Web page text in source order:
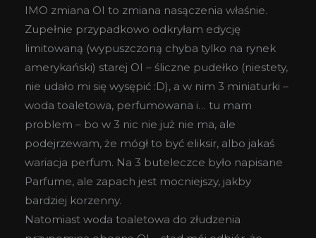
IMO zmiana OI to zmiana nasączenia właśnie.
Zupełnie przypadkowo odkryłam edycję
limitowaną (wypuszczoną chyba tylko na rynek
amerykański) starej OI – śliczne pudełko (niestety,
nie udało mi się wysępić :D), a w nim 3 miniaturki –
woda toaletowa, perfumowana i… tu mam
problem – bo w 3 nic nie już nie ma, ale
podejrzewam, że mógł to być eliksir, albo jakaś
wariacja perfum. Na 3 buteleczce było napisane
Parfume, ale zapach jest mocniejszy, jakby
bardziej korzenny.
Natomiast woda toaletowa do złudzenia